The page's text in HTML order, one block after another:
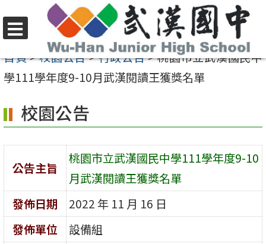
至
要
容
區
選
單
首頁>校園公告>行政公告>桃園市立武漢國民中
學111學年度9-10月武漢閱讀王獲獎名單
校園公告
公告主旨
桃園市立武漢國民中學111學年度9-10
月武漢閱讀王獲獎名單
發佈日期
2022 年 11 月 16 日
發佈單位
設備組